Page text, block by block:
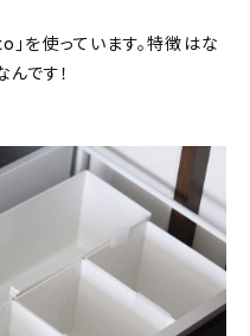
を使っています。特徴はな
です！